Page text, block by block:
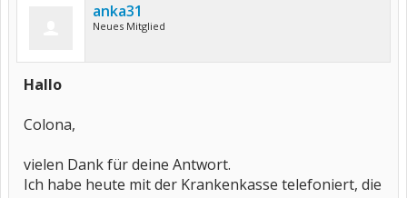
anka31
Neues Mitglied
Hallo
Colona,
vielen Dank für deine Antwort.
Ich habe heute mit der Krankenkasse telefoniert, die